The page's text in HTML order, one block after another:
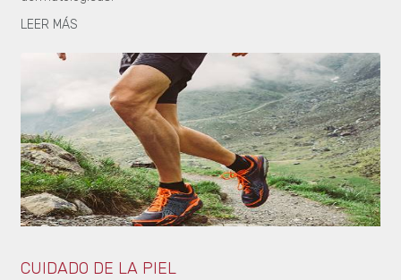
LEER MÁS
CUIDADO DE LA PIEL